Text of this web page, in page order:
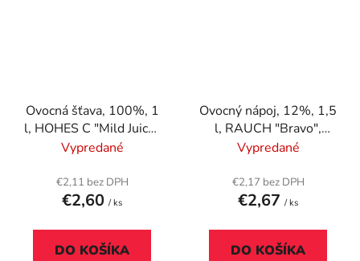
Ovocná šťava, 100%, 1
l, HOHES C "Mild Juice"
pink grapefruit-jablko-
Vypredané
€2,11 bez DPH
€2,60 / ks
DO KOŠÍKA
Ovocný nápoj, 12%, 1,5
l, RAUCH "Bravo",
pomaranč
Vypredané
€2,17 bez DPH
€2,67 / ks
DO KOŠÍKA